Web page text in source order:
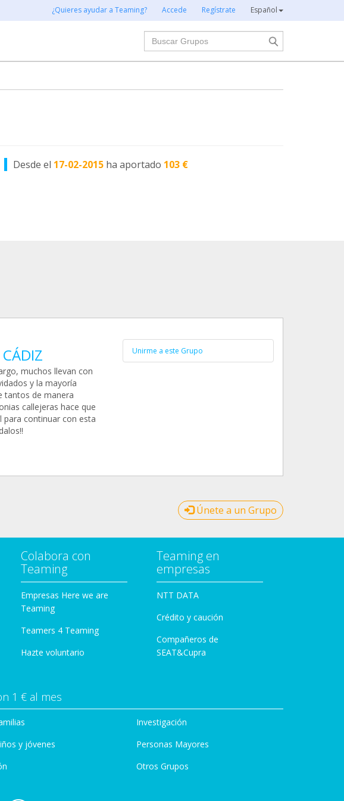
¿Quieres ayudar a Teaming? Accede Regístrate Español
Buscar
Desde el 17-02-2015 ha aportado 103 €
muchos llevan con
y la mayoría
tantos de manera
callejeras hace que
para continuar con esta
Unirme a este Grupo
Únete a un Grupo
Colabora con
Teaming
Empresas Here we are
Teaming
Teamers 4 Teaming
Hazte voluntario
Teaming en
empresas
NTT DATA
Crédito y caución
Compañeros de
SEAT&Cupra
1 € al mes
y jóvenes
Investigación
Personas Mayores
Otros Grupos